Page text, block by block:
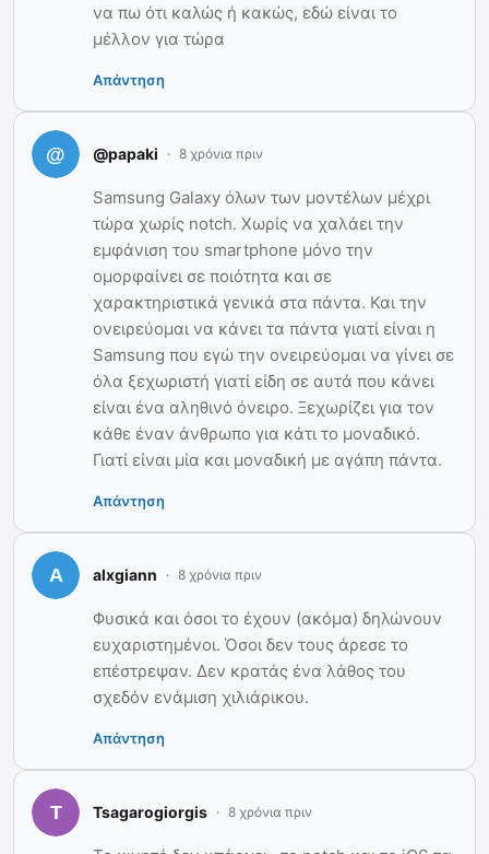
να πω ότι καλώς ή κακώς, εδώ είναι το
μέλλον για τώρα
Απάντηση
@papaki 8 χρόνια πριν
Samsung Galaxy όλων των μοντέλων μέχρι
τώρα χωρίς notch. Χωρίς να χαλάει την
εμφάνιση του smartphone μόνο την
ομορφαίνει σε ποιότητα και σε
χαρακτηριστικά γενικά στα πάντα. Και την
ονειρεύομαι να κάνει τα πάντα γιατί είναι η
Samsung που εγώ την ονειρεύομαι να γίνει σε
όλα ξεχωριστή γιατί είδη σε αυτά που κάνει
είναι ένα αληθινό όνειρο. Ξεχωρίζει για τον
κάθε έναν άνθρωπο για κάτι το μοναδικό.
Γιατί είναι μία και μοναδική με αγάπη πάντα.
Απάντηση
alxgiann 8 χρόνια πριν
Φυσικά και όσοι το έχουν (ακόμα) δηλώνουν
ευχαριστημένοι. Όσοι δεν τους άρεσε το
επέστρεψαν. Δεν κρατάς ένα λάθος του
σχεδόν ενάμιση χιλιάρικου.
Απάντηση
Tsagarogiorgis 8 χρόνια πριν